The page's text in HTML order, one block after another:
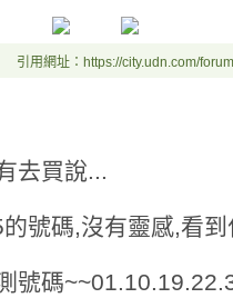
引用網址：https://city.udn.com/
去買說...
號碼,沒有靈感,看
號碼